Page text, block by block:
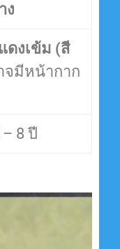
ง
ดงเข้ม (สี
จมีหน้ากาก
– 8 ปี